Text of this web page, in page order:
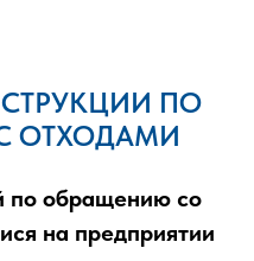
ПО
ОТХОДАМИ
по обращению со
на предприятии